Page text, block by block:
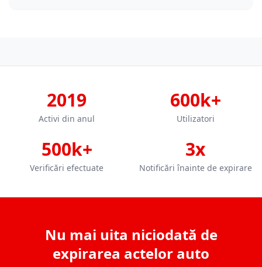
2019
Activi din anul
600k+
Utilizatori
500k+
Verificări efectuate
3x
Notificări înainte de expirare
Nu mai uita niciodată de
expirarea actelor auto